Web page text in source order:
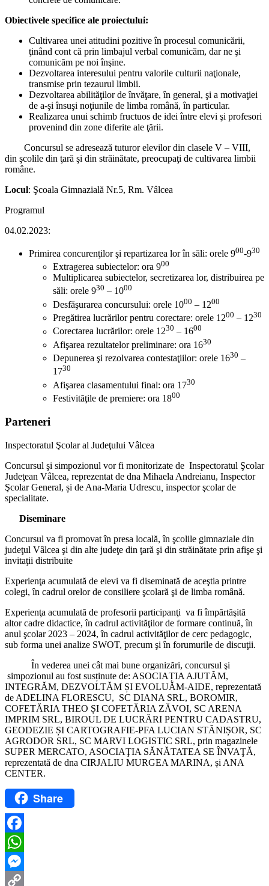
Obiectivele specifice ale proiectului:
Cultivarea unei atitudini pozitive în procesul comunicării,
ţinând cont că prin limbajul verbal comunicăm, dar ne şi
comunicăm pe noi înşine.
Dezvoltarea interesului pentru valorile culturii naţionale,
transmise prin tezaurul limbii.
Dezvoltarea abilităţilor de învăţare, în general, şi a motivaţiei
de a-şi însuşi noţiunile de limba română, în particular.
Realizarea unui schimb fructuos de idei între elevi şi profesori
provenind din zone diferite ale ţării.
Concursul se adresează tuturor elevilor din clasele V – VIII,
din şcolile din ţară şi din străinătate, preocupaţi de cultivarea limbii
române.
Locul: Şcoala Gimnazială Nr.5, Rm. Vâlcea
Programul
04.02.2023:
Primirea concurenţilor şi repartizarea lor în săli: orele 900-930
Extragerea subiectelor: ora 900
Multiplicarea subiectelor, secretizarea lor, distribuirea pe
săli: orele 930 – 1000
Desfăşurarea concursului: orele 1000 – 1200
Pregătirea lucrărilor pentru corectare: orele 1200 – 1230
Corectarea lucrărilor: orele 1230 – 1600
Afişarea rezultatelor preliminare: ora 1630
Depunerea şi rezolvarea contestaţiilor: orele 1630 –
1730
Afişarea clasamentului final: ora 1730
Festivităţile de premiere: ora 1800
Parteneri
Inspectoratul Şcolar al Judeţului Vâlcea
Concursul şi simpozionul vor fi monitorizate de Inspectoratul Şcolar
Judeţean Vâlcea, reprezentat de dna Mihaela Andreianu, Inspector
Şcolar General, și de Ana-Maria Udrescu inspector şcolar de
specialitate.
Diseminare
Concursul va fi promovat în presa locală, în şcolile gimnaziale din
judeţul Vâlcea şi din alte judeţe din ţară şi din străinătate prin afişe şi
invitaţii distribuite
Experienţa acumulată de elevi va fi diseminată de aceştia printre
colegi, în cadrul orelor de consiliere şcolară şi de limba română.
Experienţa acumulată de profesorii participanţi va fi împărtăşită
altor cadre didactice, în cadrul activităţilor de formare continuă, în
anul şcolar 2023 – 2024, în cadrul activităţilor de cerc pedagogic,
sub forma unei analize SWOT, precum şi în forumurile de discuţii.
În vederea unei cât mai bune organizări, concursul şi
simpozionul au fost susținute de: ASOCIAȚIA AJUTĂM,
INTEGRĂM, DEZVOLTĂM ȘI EVOLUĂM-AIDE, reprezentată
de ADELINA FLORESCU, SC DIANA SRL, BOROMIR,
COFETĂRIA THEO ȘI COFETĂRIA ZĂVOI, SC ARENA
IMPRIM SRL, BIROUL DE LUCRĂRI PENTRU CADASTRU,
GEODEZIE ȘI CARTOGRAFIE-PFA LUCIAN STĂNIȘOR, SC
AGRODOR SRL, SC MARVI LOGISTIC SRL, prin magazinele
SUPER MERCATO, ASOCIAŢIA SĂNĂTATEA SE ÎNVAŢĂ,
reprezentată de dna CIRJALIU MURGEA MARINA, și ANA
CENTER.
Share
Facebook
WhatsApp
Messenger